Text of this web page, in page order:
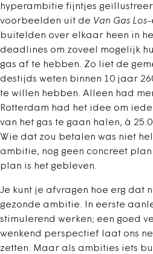
hyperambitie fijntjes
voorbeelden uit de Van Gas Los-
buitelden over elkaar heen in
deadlines om zoveel mogelijk
gas af te hebben. Zo liet de
destijds weten binnen 10 jaar
te willen hebben. Alleen had
Rotterdam had het idee om
van het gas te gaan halen, à
Wie dat zou betalen was niet
ambitie, nog geen concreet
plan is het gebleven.
Je kunt je afvragen hoe erg dat
gezonde ambitie. In eerste
stimulerend werken; een goed
wenkend perspectief laat ons
zetten. Maar als ambities iets